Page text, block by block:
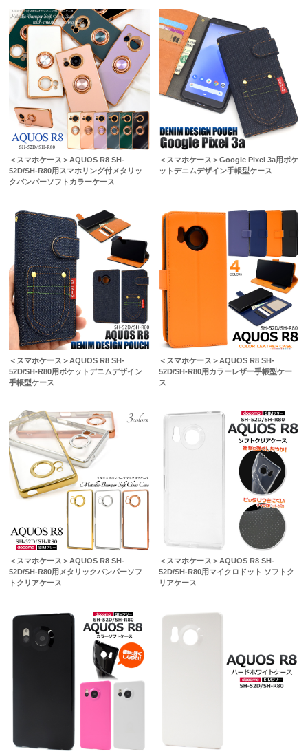
＜スマホケース＞AQUOS R8 SH-
52D/SH-R80用スマホリング付メタリッ
クバンパーソフトカラーケース
＜スマホケース＞Google Pixel 3a用ポケ
ットデニムデザイン手帳型ケース
＜スマホケース＞AQUOS R8 SH-
52D/SH-R80用ポケットデニムデザイン
手帳型ケース
＜スマホケース＞AQUOS R8 SH-
52D/SH-R80用カラーレザー手帳型ケー
ス
＜スマホケース＞AQUOS R8 SH-
52D/SH-R80用メタリックバンパーソフ
トクリアケース
＜スマホケース＞AQUOS R8 SH-
52D/SH-R80用マイクロドット ソフトク
リアケース